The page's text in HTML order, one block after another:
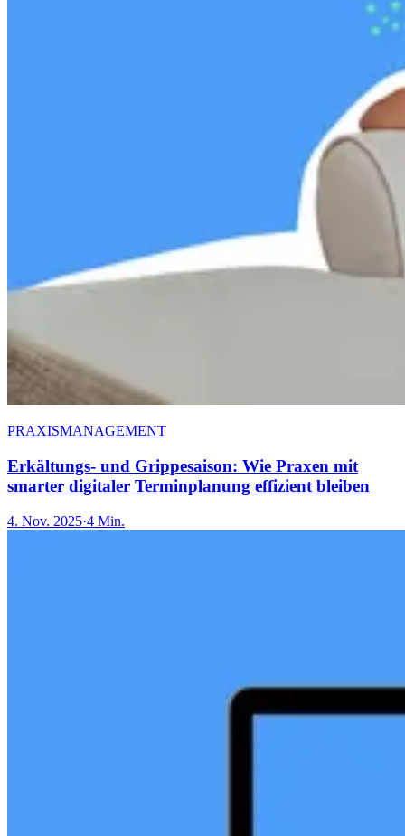
PRAXISMANAGEMENT
Erkältungs- und Grippesaison: Wie Praxen mit
smarter digitaler Terminplanung effizient bleiben
4. Nov. 2025·4 Min.